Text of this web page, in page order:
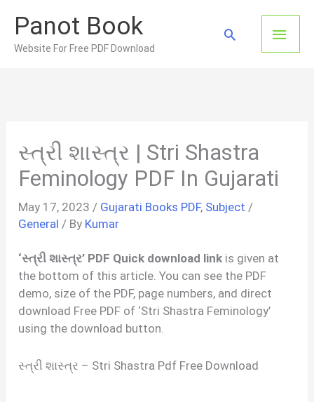
content
Panot Book
Website For Free PDF Download
Main
Search
સ્ત્રી શાસ્ત્ર | Stri Shastra
Feminology PDF In Gujarati
May 17, 2023 / Gujarati Books PDF, Subject /
General / By Kumar
‘સ્ત્રી શાસ્ત્ર’ PDF Quick download link is given at
the bottom of this article. You can see the PDF
demo, size of the PDF, page numbers, and direct
download Free PDF of ‘Stri Shastra Feminology’
using the download button.
સ્ત્રી શાસ્ત્ર – Stri Shastra Pdf Free Download